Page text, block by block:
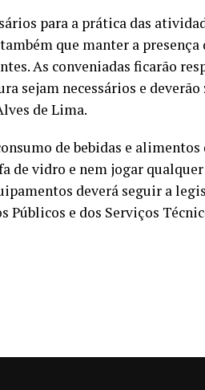
para a prática das
que manter a
As conveniadas ficarão
sejam necessários e
de Lima.
de bebidas e
de vidro e nem jogar
deverá seguir a
Públicos e dos Serviços